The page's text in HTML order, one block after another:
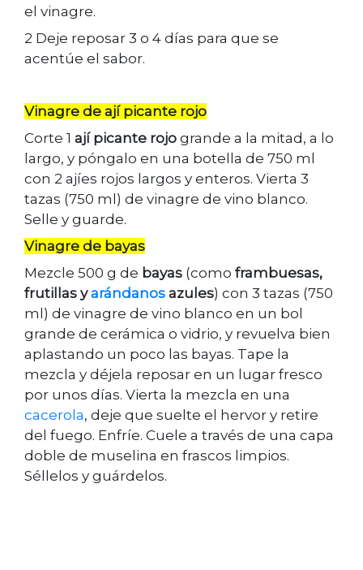
el vinagre.
2 Deje reposar 3 o 4 días para que se
acentúe el sabor.
Vinagre de ají picante rojo
Corte 1 ají picante rojo grande a la mitad, a lo
largo, y póngalo en una botella de 750 ml
con 2 ajíes rojos largos y enteros. Vierta 3
tazas (750 ml) de vinagre de vino blanco.
Selle y guarde.
Vinagre de bayas
Mezcle 500 g de bayas (como frambuesas,
frutillas yarándanos azules) con 3 tazas (750
ml) de vinagre de vino blanco en un bol
grande de cerámica o vidrio, y revuelva bien
aplastando un poco las bayas. Tape la
mezcla y déjela reposar en un lugar fresco
por unos días. Vierta la mezcla en una
cacerola, deje que suelte el hervor y retire
del fuego. Enfríe. Cuele a través de una capa
doble de muselina en frascos limpios.
Séllelos y guárdelos.